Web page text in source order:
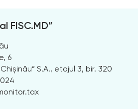
FISC.MD”
6
S.A., etajul 3, bir. 320